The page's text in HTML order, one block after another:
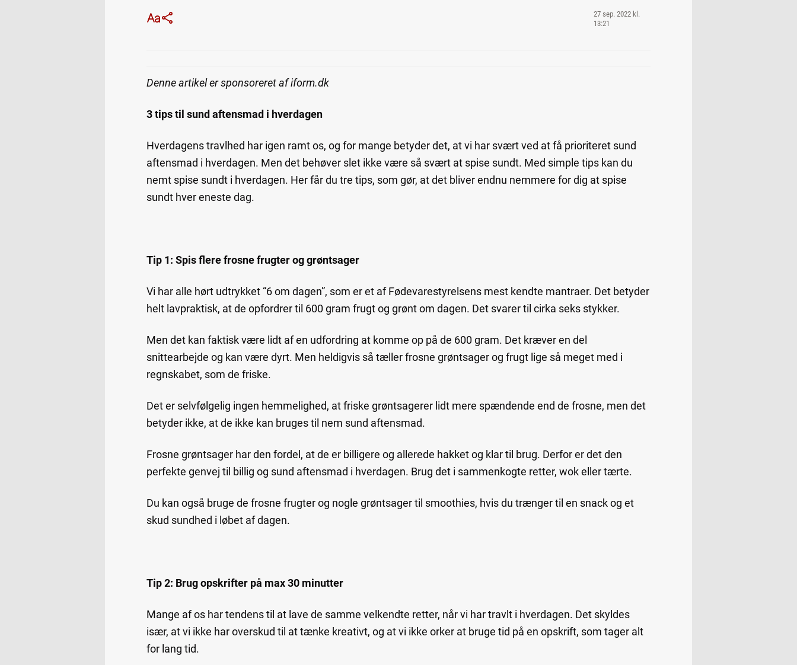
27 sep. 2022 kl.
13:21
Denne artikel er sponsoreret af iform.dk
3 tips til sund aftensmad i hverdagen
Hverdagens travlhed har igen ramt os, og for mange betyder det, at vi har svært ved at få prioriteret sund
aftensmad i hverdagen. Men det behøver slet ikke være så svært at spise sundt. Med simple tips kan du
nemt spise sundt i hverdagen. Her får du tre tips, som gør, at det bliver endnu nemmere for dig at spise
sundt hver eneste dag.
Tip 1: Spis flere frosne frugter og grøntsager
Vi har alle hørt udtrykket “6 om dagen”, som er et af Fødevarestyrelsens mest kendte mantraer. Det betyder
helt lavpraktisk, at de opfordrer til 600 gram frugt og grønt om dagen. Det svarer til cirka seks stykker.
Men det kan faktisk være lidt af en udfordring at komme op på de 600 gram. Det kræver en del
snittearbejde og kan være dyrt. Men heldigvis så tæller frosne grøntsager og frugt lige så meget med i
regnskabet, som de friske.
Det er selvfølgelig ingen hemmelighed, at friske grøntsagerer lidt mere spændende end de frosne, men det
betyder ikke, at de ikke kan bruges til nem sund aftensmad.
Frosne grøntsager har den fordel, at de er billigere og allerede hakket og klar til brug. Derfor er det den
perfekte genvej til billig og sund aftensmad i hverdagen. Brug det i sammenkogte retter, wok eller tærte.
Du kan også bruge de frosne frugter og nogle grøntsager til smoothies, hvis du trænger til en snack og et
skud sundhed i løbet af dagen.
Tip 2: Brug opskrifter på max 30 minutter
Mange af os har tendens til at lave de samme velkendte retter, når vi har travlt i hverdagen. Det skyldes
især, at vi ikke har overskud til at tænke kreativt, og at vi ikke orker at bruge tid på en opskrift, som tager alt
for lang tid.